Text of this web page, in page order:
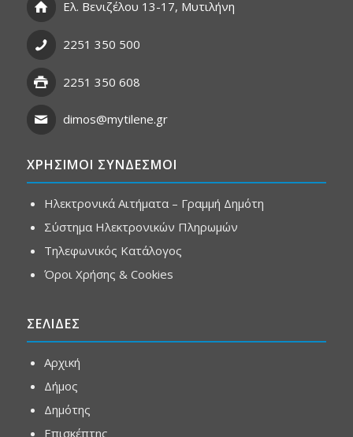
Ελ. Βενιζέλου 13-17, Μυτιλήνη
2251 350 500
2251 350 608
dimos@mytilene.gr
ΧΡΗΣΙΜΟΙ ΣΥΝΔΕΣΜΟΙ
Ηλεκτρονικά Αιτήματα – Γραμμή Δημότη
Σύστημα Ηλεκτρονικών Πληρωμών
Τηλεφωνικός Κατάλογος
Όροι Χρήσης & Cookies
ΣΕΛΙΔΕΣ
Αρχική
Δήμος
Δημότης
Επισκέπτης